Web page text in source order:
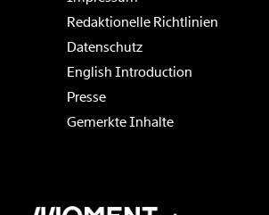
Redaktionelle Richtlinien
Datenschutz
English Introduction
Presse
Gemerkte Inhalte